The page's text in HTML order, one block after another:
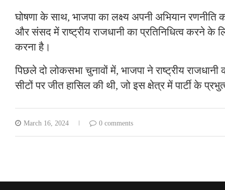
घोषणा के साथ, भाजपा का लक्ष्य अपनी अभियान रणनीति
और संसद में राष्ट्रीय राजधानी का प्रतिनिधित्व करने के
करना है।
पिछले दो लोकसभा चुनावों में, भाजपा ने राष्ट्रीय
सीटों पर जीत हासिल की थी, जो इस क्षेत्र में पार्टी के
March 16, 2024 0 comments